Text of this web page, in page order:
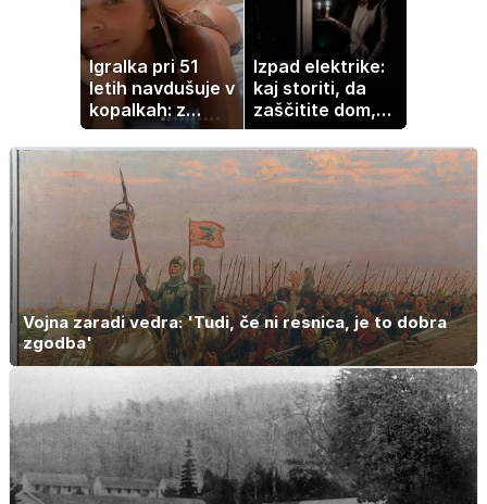
Igralka pri 51
letih navdušuje v
kopalkah: z
možem uživa v
romantičnem
poletju
Izpad elektrike:
kaj storiti, da
zaščitite dom,
hrano in
elektronske
naprave
Vojna zaradi vedra: 'Tudi, če ni resnica, je to dobra
zgodba'